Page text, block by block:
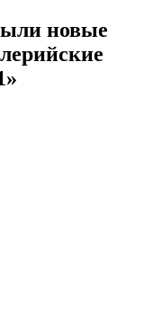
новые